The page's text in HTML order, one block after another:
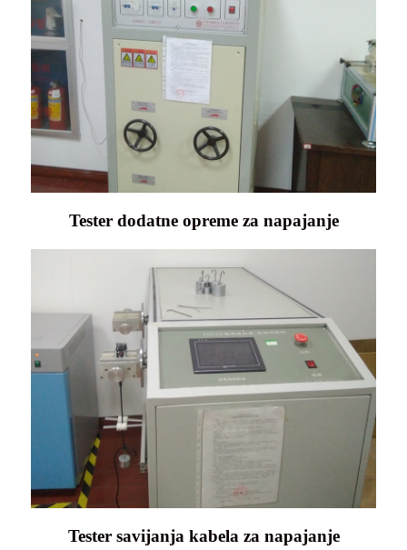
Tester dodatne opreme za napajanje
Tester savijanja kabela za napajanje